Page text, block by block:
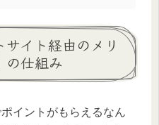
イト経由のメリ
の仕組み
イントがもらえるなん